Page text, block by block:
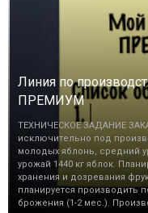
Линия по
ПРЕМИУМ
ТЕХНИЧЕСКОЕ ЗАДАНИЕ
исключительно под
молодых яблонь, средний
урожай 1440 кг яблок.
хранения и дозревания
планируется производить
брожения (1-2 мес.).